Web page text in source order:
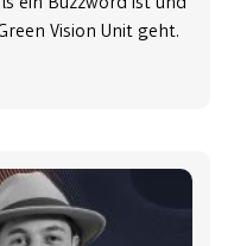
Vision Unit geht.